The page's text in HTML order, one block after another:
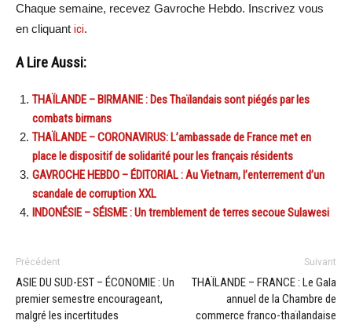
Chaque semaine, recevez Gavroche Hebdo. Inscrivez vous
en cliquant ici.
A Lire Aussi:
THAÏLANDE – BIRMANIE : Des Thaïlandais sont piégés par les
combats birmans
THAÏLANDE – CORONAVIRUS: L’ambassade de France met en
place le dispositif de solidarité pour les français résidents
GAVROCHE HEBDO – ÉDITORIAL : Au Vietnam, l’enterrement d’un
scandale de corruption XXL
INDONÉSIE – SÉISME : Un tremblement de terres secoue Sulawesi
Précédent
ASIE DU SUD-EST – ÉCONOMIE : Un
premier semestre encourageant,
malgré les incertitudes
Suivant
THAÏLANDE – FRANCE : Le Gala
annuel de la Chambre de
commerce franco-thaïlandaise